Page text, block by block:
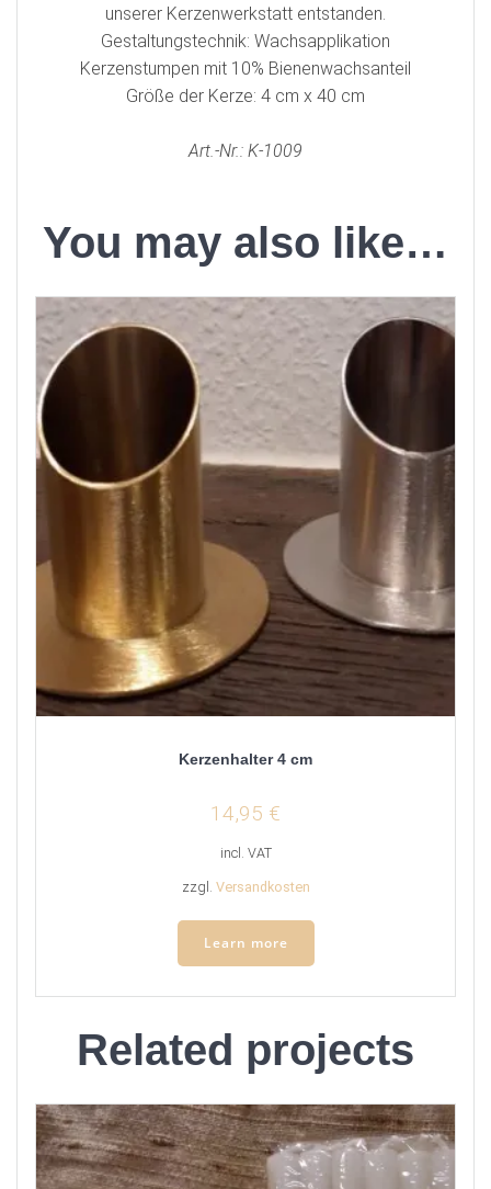
unserer Kerzenwerkstatt entstanden.
Gestaltungstechnik: Wachsapplikation
Kerzenstumpen mit 10% Bienenwachsanteil
Größe der Kerze: 4 cm x 40 cm
Art.-Nr.: K-1009
You may also like…
Kerzenhalter 4 cm
14,95 €
incl. VAT
zzgl. Versandkosten
Learn more
Related projects